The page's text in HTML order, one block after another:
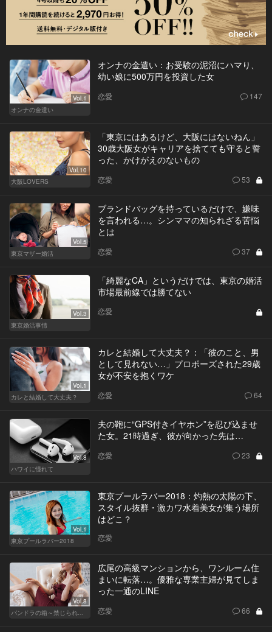
Vol.1
オンナの金遣い
オンナの金遣い：お受験の泥沼にハマり、
幼い娘に500万円を投資した女
恋愛 147
Vol.10
大阪LOVERS
「東京にはあるけど、大阪にはないねん」
30歳大阪女がキャリアを捨てても守ると誓
った、かけがえのないもの
恋愛 53
Vol.5
東京マザー婚活
ブランドバッグを持っているだけで、嫌味
を言われる…。シンママの知られざる苦悩
とは
恋愛 37
Vol.3
東京婚活事情
「綺麗なCA」というだけでは、東京の婚活
市場最前線では勝てない
恋愛
Vol.1
カレと結婚して大丈夫？
カレと結婚して大丈夫？：「彼のこと、男
として見れない…」プロポーズされた29歳
女が不安を抱くワケ
恋愛 64
Vol.8
ハワイに憧れて
夫の鞄に“GPS付きイヤホン”を忍び込ませ
た女。21時過ぎ、彼が向かった先は…
恋愛 23
Vol.1
東京プールラバー2018
東京プールラバー2018：灼熱の太陽の下、
スタイル抜群・激カワ水着美女が集う場所
はどこ？
恋愛
Vol.8
広尾の高級マンションから、ワンルーム住
まいに転落…。優雅な専業主婦が見てしま
った一通のLINE
恋愛 66